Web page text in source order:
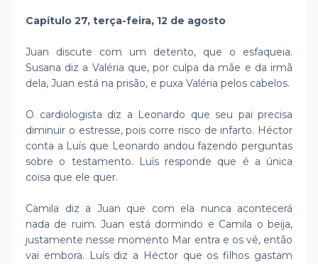
Capítulo 27, terça-feira, 12 de agosto
Juan discute com um detento, que o esfaqueia.
Susana diz a Valéria que, por culpa da mãe e da irmã
dela, Juan está na prisão, e puxa Valéria pelos cabelos.
O cardiologista diz a Leonardo que seu pai precisa
diminuir o estresse, pois corre risco de infarto. Héctor
conta a Luís que Leonardo andou fazendo perguntas
sobre o testamento. Luís responde que é a única
coisa que ele quer.
Camila diz a Juan que com ela nunca acontecerá
nada de ruim. Juan está dormindo e Camila o beija,
justamente nesse momento Mar entra e os vê, então
vai embora. Luís diz a Héctor que os filhos gastam